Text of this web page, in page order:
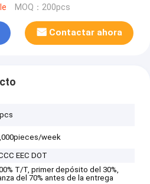
MOQ：200pcs
Contactar ahora
week
EEC DOT
T/T, primer depósito del 30%,
del 70% antes de la entrega